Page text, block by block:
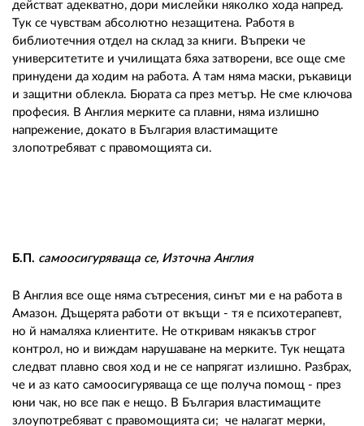
действат адекватно, дори мислейки няколко хода напред.
Тук се чувствам абсолютно незащитена. Работя в
библиотечния отдел на склад за книги. Въпреки че
университетите и училищата бяха затворени, все още сме
принудени да ходим на работа. А там няма маски, ръкавици
и защитни облекла. Бюрата са през метър. Не сме ключова
професия. В Англия мерките са плавни, няма излишно
напрежение, докато в България властимащите
злопотребяват с правомощията си.
Б.П. самоосигуряваща се, Източна Англия
В Англия все още няма сътресения, синът ми е на работа в
Амазон. Дъщерята работи от вкъщи - тя е психотерапевт,
но й намаляха клиентите. Не откривам някакъв строг
контрол, но и виждам нарушаване на мерките. Тук нещата
следват плавно своя ход и не се напрягат излишно. Разбрах,
че и аз като самоосигуряваща се ще получа помощ - през
юни чак, но все пак е нещо. В България властимащите
злоупотребяват с правомощията си; че налагат мерки,